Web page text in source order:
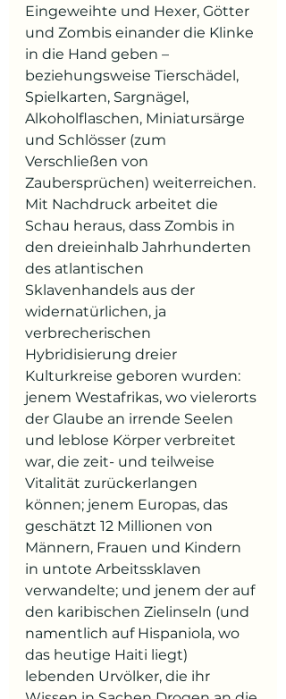
Eingeweihte und Hexer, Götter
und Zombis einander die Klinke
in die Hand geben –
beziehungsweise Tierschädel,
Spielkarten, Sargnägel,
Alkoholflaschen, Miniatursärge
und Schlösser (zum
Verschließen von
Zaubersprüchen) weiterreichen.
Mit Nachdruck arbeitet die
Schau heraus, dass Zombis in
den dreieinhalb Jahrhunderten
des atlantischen
Sklavenhandels aus der
widernatürlichen, ja
verbrecherischen
Hybridisierung dreier
Kulturkreise geboren wurden:
jenem Westafrikas, wo vielerorts
der Glaube an irrende Seelen
und leblose Körper verbreitet
war, die zeit- und teilweise
Vitalität zurückerlangen
können; jenem Europas, das
geschätzt 12 Millionen von
Männern, Frauen und Kindern
in untote Arbeitssklaven
verwandelte; und jenem der auf
den karibischen Zielinseln (und
namentlich auf Hispaniola, wo
das heutige Haiti liegt)
lebenden Urvölker, die ihr